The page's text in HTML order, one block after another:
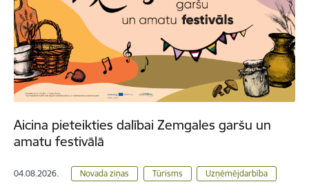
Aicina pieteikties dalībai Zemgales garšu un
amatu festivālā
04.08.2026. Novada ziņas Tūrisms Uzņēmējdarbība